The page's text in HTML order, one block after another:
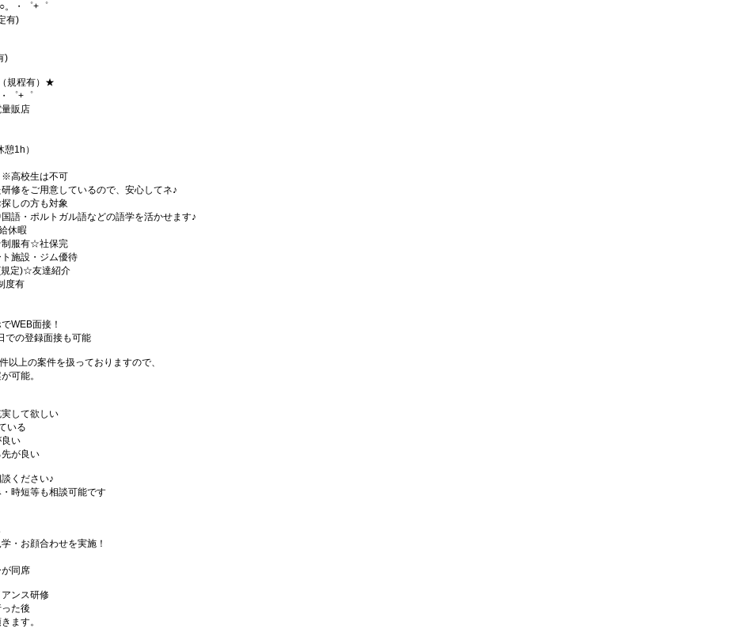
。・゜+゜
有)
)
規程有）★
゜+゜
販店
1h）
高校生は不可
修をご用意しているので、安心してネ♪
しの方も対象
語・ポルトガル語などの語学を活かせます♪
休暇
服有☆社保完
施設・ジム優待
定)☆友達紹介
度有
WEB面接！
での登録面接も可能
以上の案件を扱っておりますので、
可能。
実して欲しい
いる
良い
先が良い
ください♪
時短等も相談可能です
・お顔合わせを実施！
同席
ンス研修
た後
ます。